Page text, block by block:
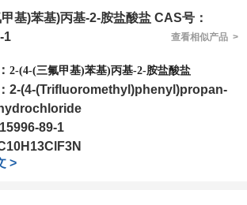
基)苯基)丙基-2-胺盐酸盐 CAS号：
1
查看相似产品 >
2-(4-(三氟甲基)苯基)丙基-2-胺盐酸盐
2-(4-(Trifluoromethyl)phenyl)propan-
15996-89-1
>